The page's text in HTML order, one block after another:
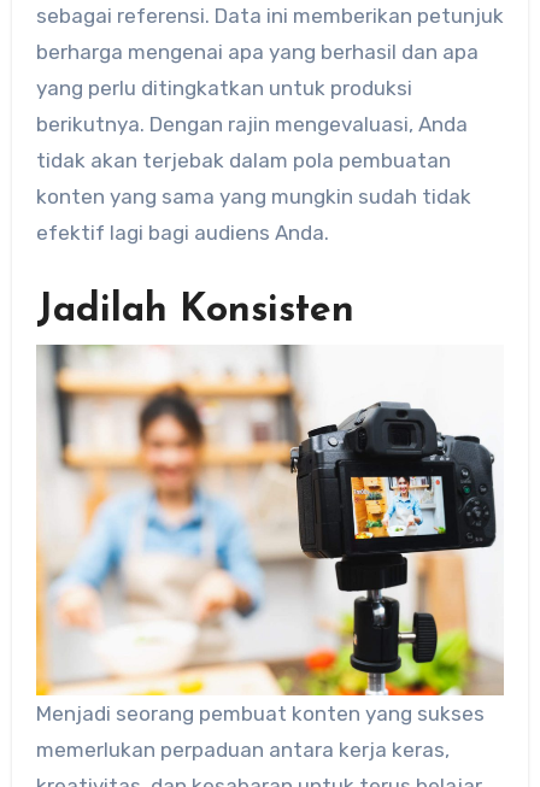
sebagai referensi. Data ini memberikan petunjuk
berharga mengenai apa yang berhasil dan apa
yang perlu ditingkatkan untuk produksi
berikutnya. Dengan rajin mengevaluasi, Anda
tidak akan terjebak dalam pola pembuatan
konten yang sama yang mungkin sudah tidak
efektif lagi bagi audiens Anda.
Jadilah Konsisten
Menjadi seorang pembuat konten yang sukses
memerlukan perpaduan antara kerja keras,